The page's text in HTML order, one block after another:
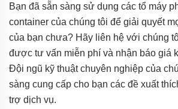
Bạn đã sẵn sàng sử dụng các tổ máy
container của chúng tôi để giải quyết
của bạn chưa? Hãy liên hệ với chúng
được tư vấn miễn phí và nhận báo giá
Đội ngũ kỹ thuật chuyên nghiệp của
sàng cung cấp cho bạn các đề xuất
trợ dịch vụ.